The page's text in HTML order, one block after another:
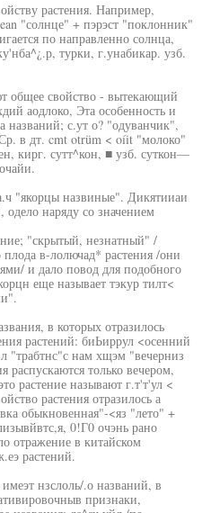
растения. Например,
"солнце" + пэрэст "поклонник"
по направленно солнца,
турки, г.унабикар. узб.
общее свойство - вытекающий
аодлоко, Эта особенность и
названий; с.ут о? "одуванчик",
в дт. cmt otrüm < oíit "молоко"
кирг. сутт^кон, ■ узб. суткон—
"якорцы назвиные". Дикятииаи
одело наряду со значением
"скрытый, незнатный" /
в-лолючад* растения /они
и дало повод для подобного
еще называет тэкур тилт<
в которых отразилось
растений: биЬиррул <осенний
"трабтнс"с нам хщэм "вечерниз
распускаются только вечером,
растение называют г.т'т'ул <
растения отразилось а
обыкновенная"-<яз "лето" +
0!Г0 очэнь рано
отражение в китайском
растений.
нзслоль/.о названий, в
признаки,